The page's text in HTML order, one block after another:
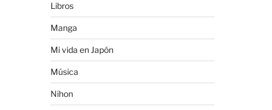
Libros
Manga
Mi vida en Japón
Música
Nihon